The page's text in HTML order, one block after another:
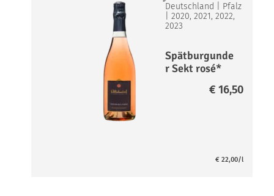
Deutschland
Pfalz
|2020, 2021, 2022,
2023
Spätburgunde
r Sekt rosé*
€ 16,50
€ 22,00/l